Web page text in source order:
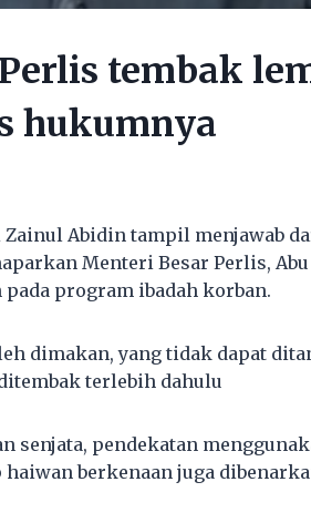
tembak
hukumnya
Abidin tampil menjawab
Menteri Besar Perlis,
program ibadah korban.
dimakan, yang tidak dapat
terlebih dahulu
senjata, pendekatan
berkenaan juga